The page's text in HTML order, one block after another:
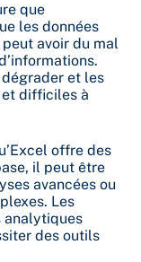
que
les données
avoir du mal
et les
difficiles à
offre des
il peut être
avancées ou
Les
analytiques
des outils